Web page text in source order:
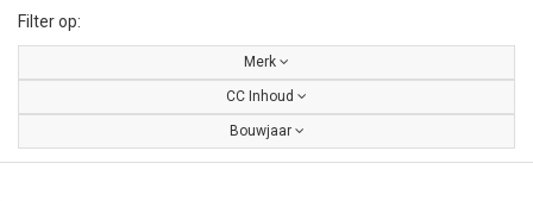
Filter op:
Merk
CC Inhoud
Bouwjaar